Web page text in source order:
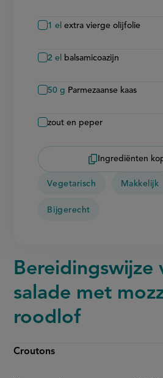
1 el extra vierge olijfolie
2 el balsamicoazijn
50 g Parmezaanse kaas
zout en peper
Ingrediënten
Vegetarisch Makkelijk
Bijgerecht
Bereidingswijze
salade met
roodlof
Croutons